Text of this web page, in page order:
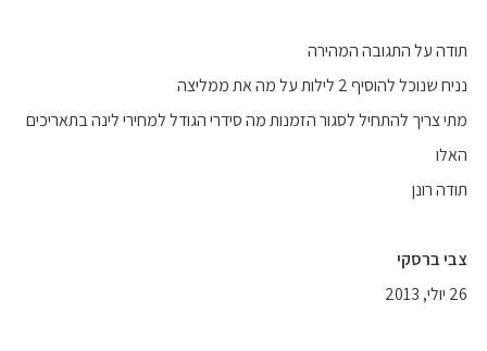
תודה על התגובה המהירה
נניח שנוכל להוסיף 2 לילות על מה את ממליצה
מתי צריך להתחיל לסגור הזמנות מה סידרי הגודל למחירי לינה בתאריכים
האלו
תודה רונן
צבי ברסקי
26 יולי, 2013